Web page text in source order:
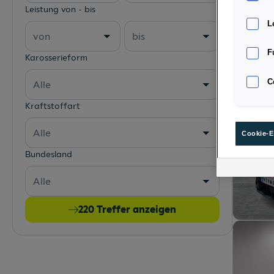
Leistung von - bis
von bis
Karosserieform
Alle
Kraftstoffart
Alle
Bundesland
Alle
220 Treffer anzeigen
Cookie-